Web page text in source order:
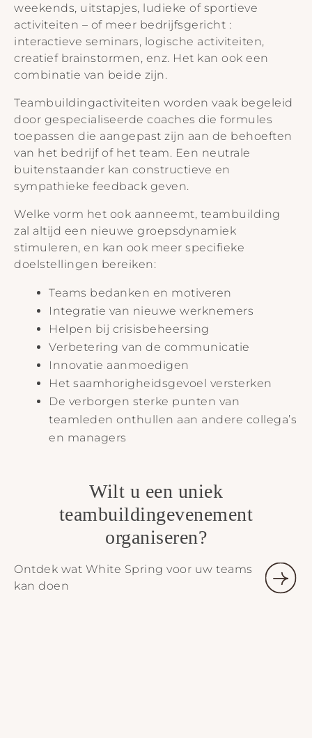
weekends, uitstapjes, ludieke of sportieve
activiteiten – of meer bedrijfsgericht :
interactieve seminars, logische activiteiten,
creatief brainstormen, enz. Het kan ook een
combinatie van beide zijn.
Teambuildingactiviteiten worden vaak begeleid
door gespecialiseerde coaches die formules
toepassen die aangepast zijn aan de behoeften
van het bedrijf of het team. Een neutrale
buitenstaander kan constructieve en
sympathieke feedback geven.
Welke vorm het ook aanneemt, teambuilding
zal altijd een nieuwe groepsdynamiek
stimuleren, en kan ook meer specifieke
doelstellingen bereiken:
Teams bedanken en motiveren
Integratie van nieuwe werknemers
Helpen bij crisisbeheersing
Verbetering van de communicatie
Innovatie aanmoedigen
Het saamhorigheidsgevoel versterken
De verborgen sterke punten van
teamleden onthullen aan andere collega’s
en managers
Wilt u een uniek
teambuildingevenement
organiseren?
Ontdek wat White Spring voor uw teams
kan doen